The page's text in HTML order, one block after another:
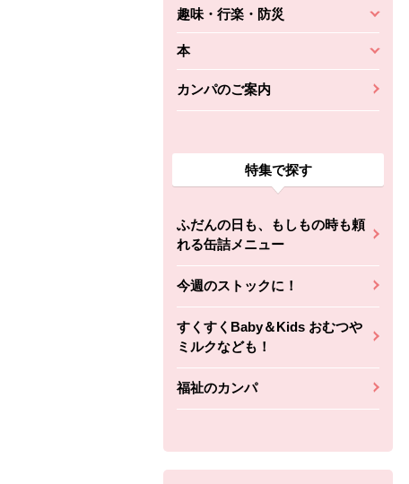
趣味・行楽・防災
本
カンパのご案内
特集で探す
ふだんの日も、もしもの時も頼
れる缶詰メニュー
今週のストックに！
すくすくBaby＆Kids おむつや
ミルクなども！
福祉のカンパ
ちょこっと揚げ（香
かごへ
バルサミコ
コク深くフルーティー
本体2,160円(税込2,333円)